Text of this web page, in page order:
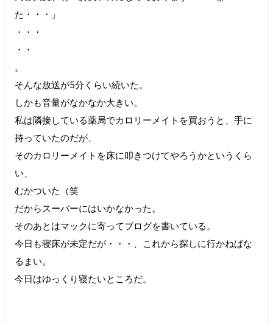
た・・・」
・・・
・・
。
そんな放送が5分くらい続いた。
しかも音量がなかなか大きい。
私は隣接している薬局でカロリーメイトを買おうと、手に
持っていたのだが、
そのカロリーメイトを床に叩きつけてやろうかというくら
い、
むかついた（笑
だからスーパーにはいかなかった。
そのあとはマックに寄ってブログを書いている。
今日も寝床が未定だが・・・、これから探しに行かねばな
るまい。
今日はゆっくり寝たいところだ。